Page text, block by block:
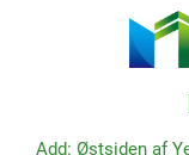
Add: Østsiden af